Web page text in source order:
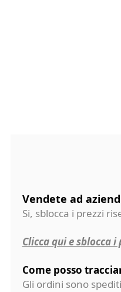
Vendete ad
Si, sblocca i prezzi
Clicca qui e sblocca i
Come posso
Gli ordini sono